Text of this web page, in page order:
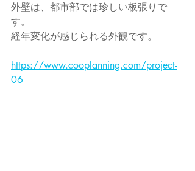
外壁は、都市部では珍しい板張りで
す。
経年変化が感じられる外観です。
https://www.cooplanning.com/project-
06